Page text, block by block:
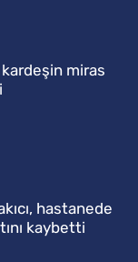
miras
hastanede
kaybetti